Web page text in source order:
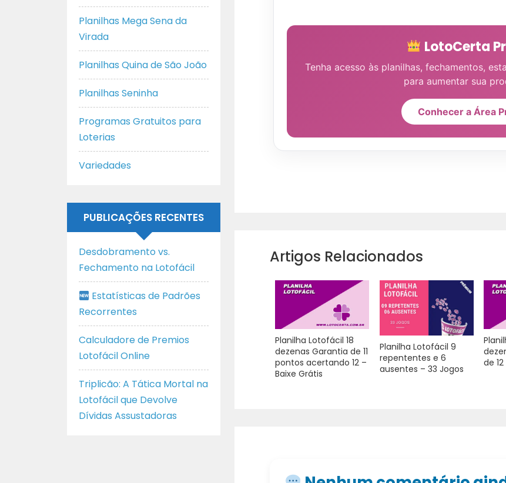
LotoCerta
Tenha acesso às planilhas, fechamentos,
para aumentar sua
Conhecer a Área
Artigos Relacionados
Planilha Lotofácil 18
dezenas Garantia de 11
pontos acertando 12 –
Baixe Grátis
Planilha Lotofácil 9
repententes e 6
ausentes – 33 Jogos
de
Planilhas Mega Sena da
Virada
Planilhas Quina de São João
Planilhas Seninha
Programas Gratuitos para
Loterias
Variedades
PUBLICAÇÕES RECENTES
Desdobramento vs.
Fechamento na Lotofácil
Estatísticas de Padrões
Recorrentes
Calculadore de Premios
Lotofácil Online
Triplicão: A Tática Mortal na
Lotofácil que Devolve
Dívidas Assustadoras